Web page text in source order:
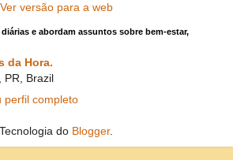
Ver versão para a web
e abordam assuntos sobre bem-estar,
da Hora.
PR, Brazil
perfil completo
Tecnologia do Blogger.